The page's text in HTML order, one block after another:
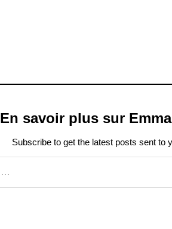
En savoir plus sur
Subscribe to get the latest posts sent to